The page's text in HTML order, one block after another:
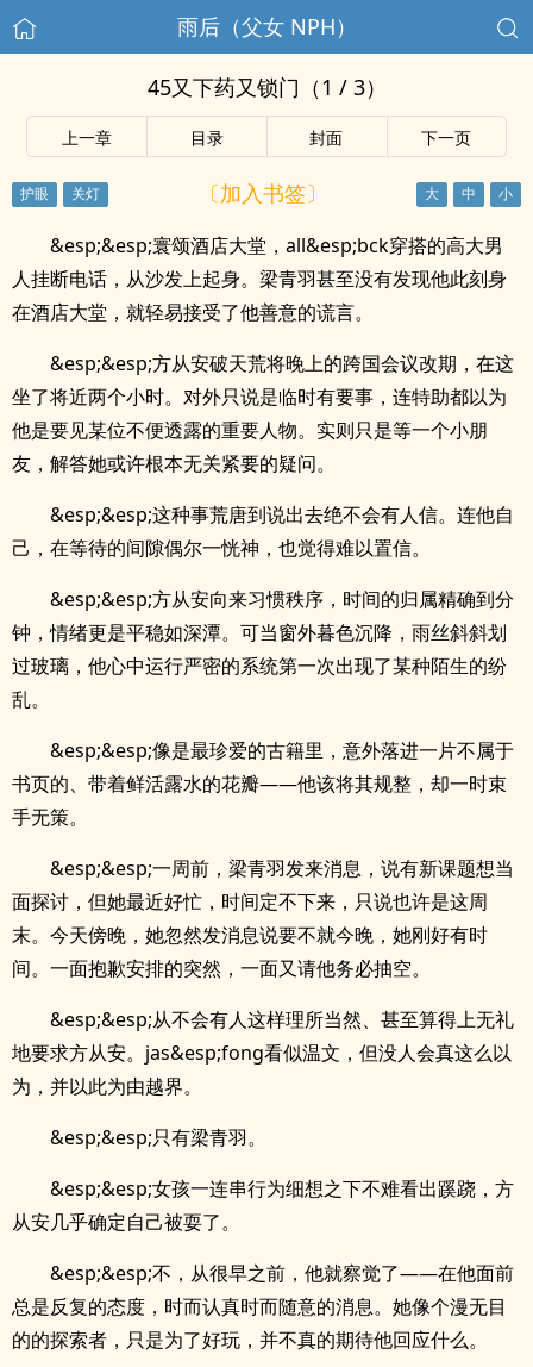
雨后（父女 NPH）
45又下药又锁门（1 / 3）
上一章 目录 封面 下一页
〔加入书签〕
&esp;&esp;寰颂酒店大堂，all&esp;bck穿搭的高大男
人挂断电话，从沙发上起身。梁青羽甚至没有发现他此刻身
在酒店大堂，就轻易接受了他善意的谎言。
&esp;&esp;方从安破天荒将晚上的跨国会议改期，在这
坐了将近两个小时。对外只说是临时有要事，连特助都以为
他是要见某位不便透露的重要人物。实则只是等一个小朋
友，解答她或许根本无关紧要的疑问。
&esp;&esp;这种事荒唐到说出去绝不会有人信。连他自
己，在等待的间隙偶尔一恍神，也觉得难以置信。
&esp;&esp;方从安向来习惯秩序，时间的归属精确到分
钟，情绪更是平稳如深潭。可当窗外暮色沉降，雨丝斜斜划
过玻璃，他心中运行严密的系统第一次出现了某种陌生的纷
乱。
&esp;&esp;像是最珍爱的古籍里，意外落进一片不属于
书页的、带着鲜活露水的花瓣——他该将其规整，却一时束
手无策。
&esp;&esp;一周前，梁青羽发来消息，说有新课题想当
面探讨，但她最近好忙，时间定不下来，只说也许是这周
末。今天傍晚，她忽然发消息说要不就今晚，她刚好有时
间。一面抱歉安排的突然，一面又请他务必抽空。
&esp;&esp;从不会有人这样理所当然、甚至算得上无礼
地要求方从安。jas&esp;fong看似温文，但没人会真这么以
为，并以此为由越界。
&esp;&esp;只有梁青羽。
&esp;&esp;女孩一连串行为细想之下不难看出蹊跷，方
从安几乎确定自己被耍了。
&esp;&esp;不，从很早之前，他就察觉了——在他面前
总是反复的态度，时而认真时而随意的消息。她像个漫无目
的的探索者，只是为了好玩，并不真的期待他回应什么。